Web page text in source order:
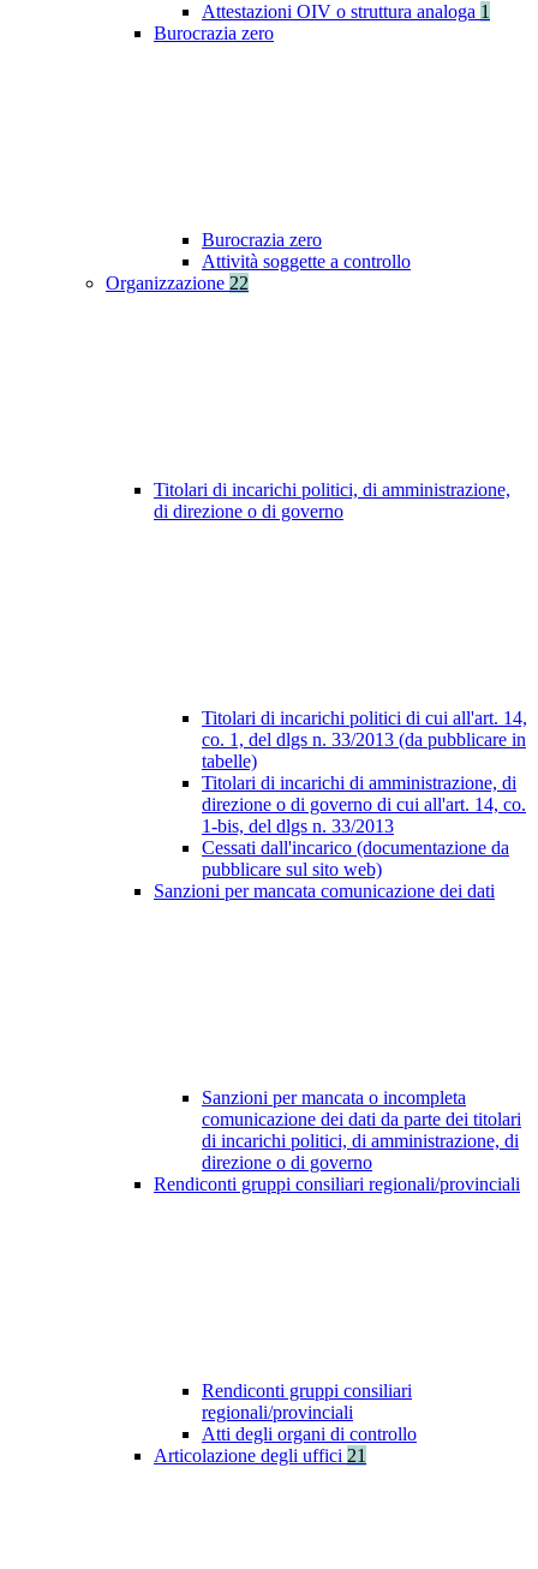
Attestazioni OIV o struttura analoga 1
Burocrazia zero
Burocrazia zero
Attività soggette a controllo
Organizzazione 22
Titolari di incarichi politici, di amministrazione,
di direzione o di governo
Titolari di incarichi politici di cui all'art. 14,
co. 1, del dlgs n. 33/2013 (da pubblicare in
tabelle)
Titolari di incarichi di amministrazione, di
direzione o di governo di cui all'art. 14, co.
1-bis, del dlgs n. 33/2013
Cessati dall'incarico (documentazione da
pubblicare sul sito web)
Sanzioni per mancata comunicazione dei dati
Sanzioni per mancata o incompleta
comunicazione dei dati da parte dei titolari
di incarichi politici, di amministrazione, di
direzione o di governo
Rendiconti gruppi consiliari regionali/provinciali
Rendiconti gruppi consiliari
regionali/provinciali
Atti degli organi di controllo
Articolazione degli uffici 21